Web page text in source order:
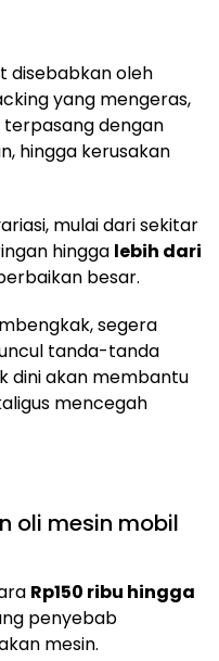
disebabkan oleh
yang mengeras,
terpasang dengan
hingga kerusakan
mulai dari sekitar
hingga lebih dari
besar.
segera
tanda-tanda
dini akan membantu
mencegah
oli mesin mobil
Rp150 ribu hingga
penyebab
mesin.